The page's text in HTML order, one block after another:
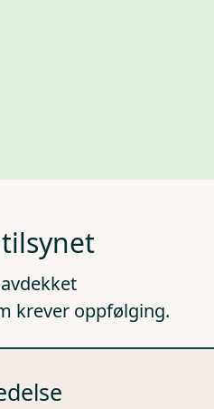
krever oppfølging.